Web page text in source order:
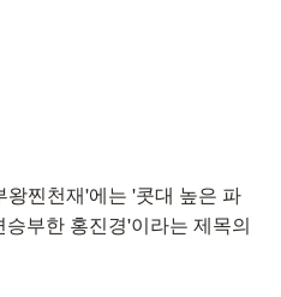
찐천재'에는 '콧대 높은 파
부한 홍진경'이라는 제목의